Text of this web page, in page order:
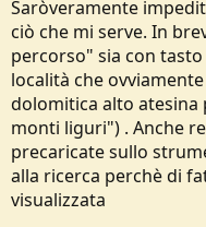
Saròveramente
ciò che mi serve. In
percorso" sia con
località che
dolomitica alto atesina
monti liguri") . Anche
precaricate sullo
alla ricerca perchè di
visualizzata